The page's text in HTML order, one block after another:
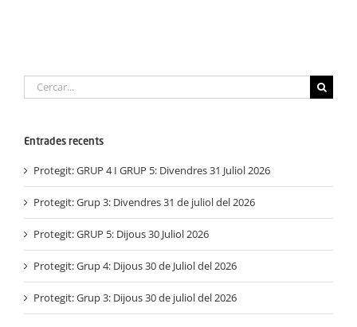
Cerca
…
Entrades recents
Protegit: GRUP 4 I GRUP 5: Divendres 31 Juliol 2026
Protegit: Grup 3: Divendres 31 de juliol del 2026
Protegit: GRUP 5: Dijous 30 Juliol 2026
Protegit: Grup 4: Dijous 30 de Juliol del 2026
Protegit: Grup 3: Dijous 30 de juliol del 2026